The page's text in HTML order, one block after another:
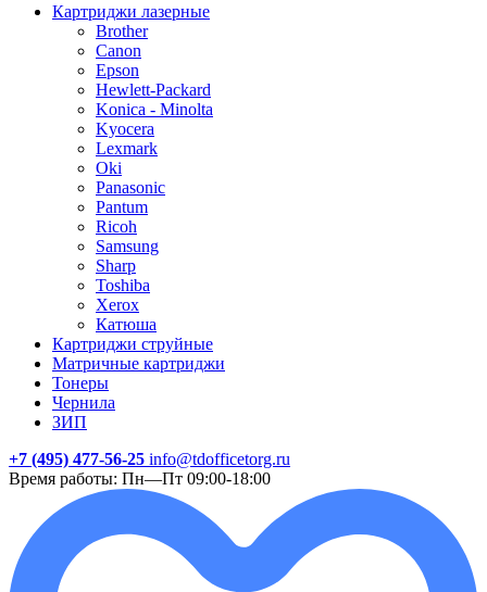
Картриджи лазерные
Brother
Canon
Epson
Hewlett-Packard
Konica - Minolta
Kyocera
Lexmark
Oki
Panasonic
Pantum
Ricoh
Samsung
Sharp
Toshiba
Xerox
Катюша
Картриджи струйные
Матричные картриджи
Тонеры
Чернила
ЗИП
+7 (495) 477-56-25 info@tdofficetorg.ru
Время работы: Пн—Пт 09:00-18:00